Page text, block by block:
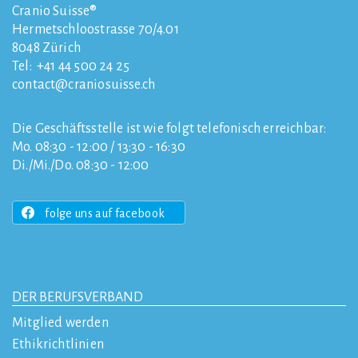
Cranio Suisse®
Hermetschloostrasse 70/4.01
8048 Zürich
Tel: +41 44 500 24 25
contact
craniosuisse.ch
Die Geschäftsstelle ist wie folgt telefonisch erreichbar:
Mo. 08:30 - 12:00 / 13:30 - 16:30
Di./Mi./Do. 08:30 - 12:00
folge uns auf facebook
DER BERUFSVERBAND
Mitglied werden
Ethikrichtlinien